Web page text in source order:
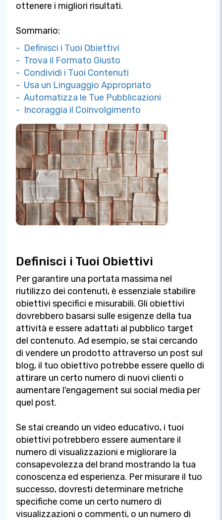
ottenere i migliori risultati.
Sommario:
- Definisci i Tuoi Obiettivi
- Trova il Formato Giusto
- Condividi i Tuoi Contenuti
- Usa un Linguaggio Appropriato
- Automatizza le Tue Pubblicazioni
- Incoraggia il Coinvolgimento
Definisci i Tuoi Obiettivi
Per garantire una portata massima nel
riutilizzo dei contenuti, è essenziale stabilire
obiettivi specifici e misurabili. Gli obiettivi
dovrebbero basarsi sulle esigenze della tua
attività e essere adattati al pubblico target
del contenuto. Ad esempio, se stai cercando
di vendere un prodotto attraverso un post sul
blog, il tuo obiettivo potrebbe essere quello di
attirare un certo numero di nuovi clienti o
aumentare l'engagement sui social media per
quel post.
Se stai creando un video educativo, i tuoi
obiettivi potrebbero essere aumentare il
numero di visualizzazioni e migliorare la
consapevolezza del brand mostrando la tua
conoscenza ed esperienza. Per misurare il tuo
successo, dovresti determinare metriche
specifiche come un certo numero di
visualizzazioni o commenti, o un numero di